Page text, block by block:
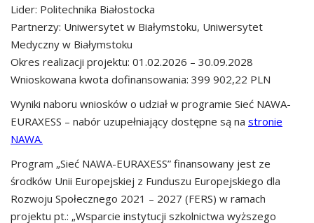
Lider: Politechnika Białostocka
Partnerzy: Uniwersytet w Białymstoku, Uniwersytet
Medyczny w Białymstoku
Okres realizacji projektu: 01.02.2026 – 30.09.2028
Wnioskowana kwota dofinansowania: 399 902,22 PLN
Wyniki naboru wniosków o udział w programie Sieć NAWA-
EURAXESS – nabór uzupełniający dostępne są na stronie
NAWA.
Program „Sieć NAWA-EURAXESS” finansowany jest ze
środków Unii Europejskiej z Funduszu Europejskiego dla
Rozwoju Społecznego 2021 – 2027 (FERS) w ramach
projektu pt.: „Wsparcie instytucji szkolnictwa wyższego